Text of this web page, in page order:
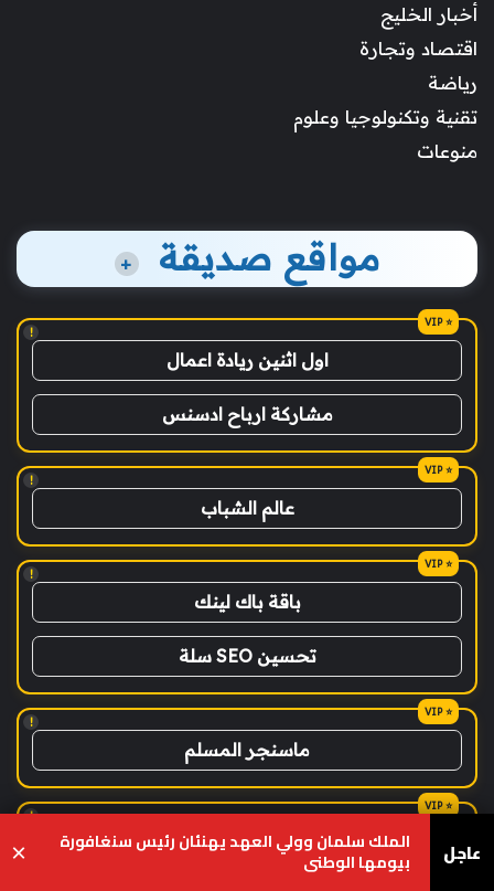
أخبار الخليج
اقتصاد وتجارة
رياضة
تقنية وتكنولوجيا وعلوم
منوعات
مواقع صديقة +
!
اول اثنين ريادة اعمال
مشاركة ارباح ادسنس
!
عالم الشباب
!
باقة باك لينك
تحسين SEO سلة
!
ماسنجر المسلم
!
ضوء التعليمي عاجل الملك سلمان وولي العهد يهنئان رئيس سنغافورة
بيومها الوطني ×